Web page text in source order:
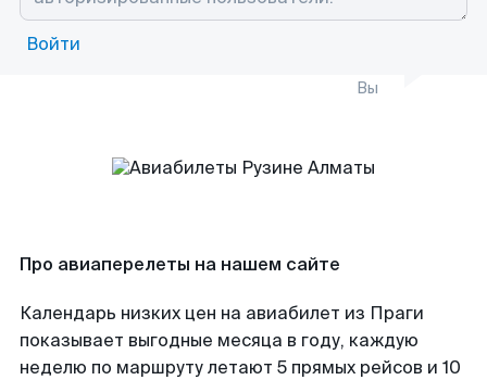
Войти
Вы
Про авиаперелеты на нашем сайте
Календарь низких цен на авиабилет из Праги
показывает выгодные месяца в году, каждую
неделю по маршруту летают 5 прямых рейсов и 10